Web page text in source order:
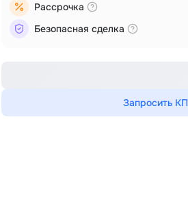
Рассрочка
Безопасная сделка
Запросить КП